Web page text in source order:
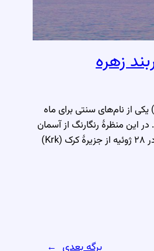
زهره
ماه نر (Buck Moon) یکی از نام‌های سنتی برای ماه
این منظرهٔ رنگارنگ از آسمان
و دریای آدریاتیک که در ۲۸ ژوئیه از جزیرهٔ کرک (Krk)
برگه بعدی →